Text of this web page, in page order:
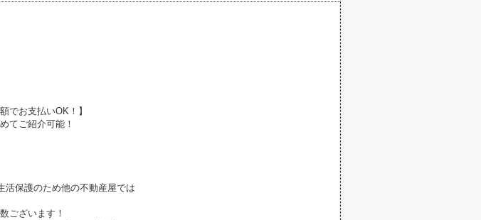
でお支払いOK！】
てご紹介可能！
活保護のため他の不動産屋では
ございます！